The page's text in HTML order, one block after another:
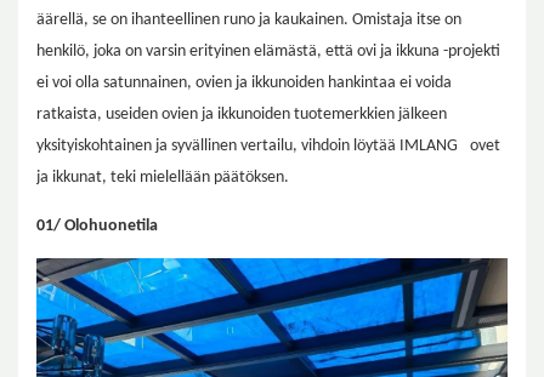
äärellä, se on ihanteellinen runo ja kaukainen. Omistaja itse on
henkilö, joka on varsin erityinen elämästä, että ovi ja ikkuna -projekti
ei voi olla satunnainen, ovien ja ikkunoiden hankintaa ei voida
ratkaista, useiden ovien ja ikkunoiden tuotemerkkien jälkeen
yksityiskohtainen ja syvällinen vertailu, vihdoin löytää IMLANG
ovet
ja ikkunat, teki mielellään päätöksen.
01/ Olohuonetila